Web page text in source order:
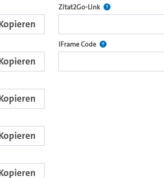
um das Video und die komplette Serie mit dem
an externe Web-Applikationen.
Video mit dem browsereigenen Video-Player
Link dieses Videos.
diesen Link, um ein Video in den OpenOlat Video-
Zitat2Go-Link Nach der Auswahl
IFrame Code Nutzen Sie diesen